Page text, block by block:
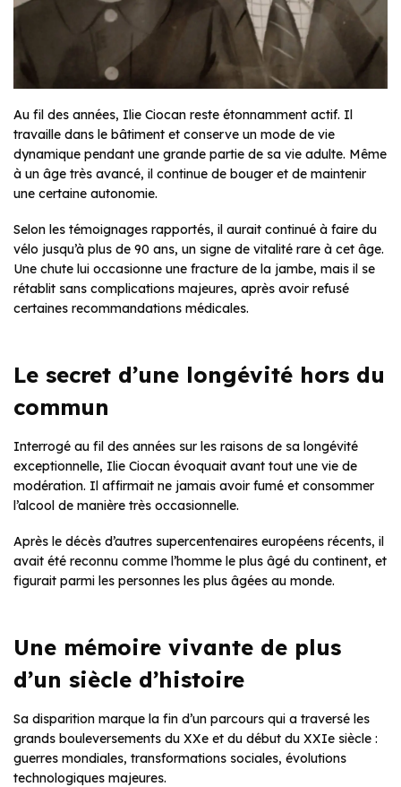
Au fil des années, Ilie Ciocan reste étonnamment actif. Il
travaille dans le bâtiment et conserve un mode de vie
dynamique pendant une grande partie de sa vie adulte. Même
à un âge très avancé, il continue de bouger et de maintenir
une certaine autonomie.
Selon les témoignages rapportés, il aurait continué à faire du
vélo jusqu’à plus de 90 ans, un signe de vitalité rare à cet âge.
Une chute lui occasionne une fracture de la jambe, mais il se
rétablit sans complications majeures, après avoir refusé
certaines recommandations médicales.
Le secret d’une longévité hors du
commun
Interrogé au fil des années sur les raisons de sa longévité
exceptionnelle, Ilie Ciocan évoquait avant tout une vie de
modération. Il affirmait ne jamais avoir fumé et consommer
l’alcool de manière très occasionnelle.
Après le décès d’autres supercentenaires européens récents, il
avait été reconnu comme l’homme le plus âgé du continent, et
figurait parmi les personnes les plus âgées au monde.
Une mémoire vivante de plus
d’un siècle d’histoire
Sa disparition marque la fin d’un parcours qui a traversé les
grands bouleversements du XXe et du début du XXIe siècle :
guerres mondiales, transformations sociales, évolutions
technologiques majeures.